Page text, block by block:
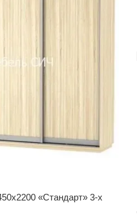
«Стандарт» 3-х